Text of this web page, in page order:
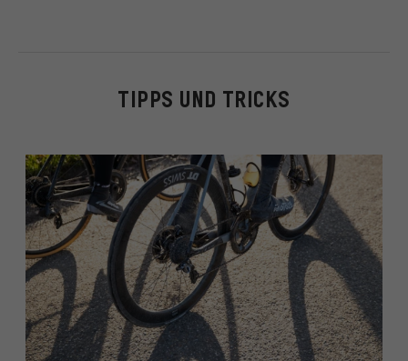
TIPPS UND TRICKS